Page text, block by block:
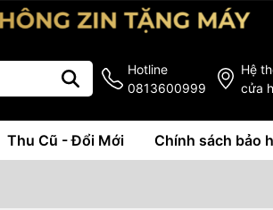
Hotline
0813600999
Hệ
cửa
Thu Cũ - Đổi Mới Chính sách bảo